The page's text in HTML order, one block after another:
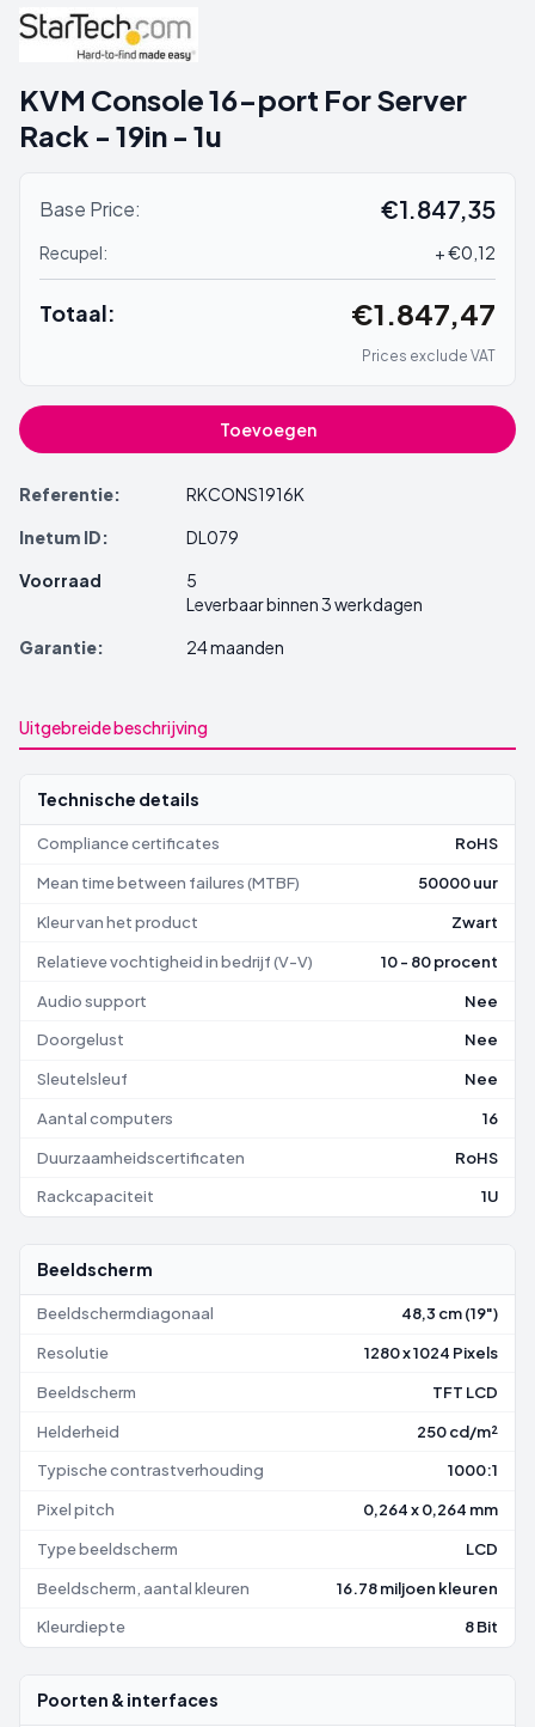
KVM Console 16-port For Server
Rack - 19in - 1u
Base Price: €1.847,35
Recupel: + €0,12
Totaal: €1.847,47
Prices exclude VAT
Toevoegen
Referentie:
RKCONS1916K
Inetum ID:
DL079
Voorraad
5
Leverbaar binnen 3 werkdagen
Garantie:
24 maanden
Uitgebreide beschrijving
Technische details
Compliance certificates RoHS
Mean time between failures (MTBF) 50000 uur
Kleur van het product Zwart
Relatieve vochtigheid in bedrijf (V-V) 10 - 80 procent
Audio support Nee
Doorgelust Nee
Sleutelsleuf Nee
Aantal computers 16
Duurzaamheidscertificaten RoHS
Rackcapaciteit 1U
Beeldscherm
Beeldschermdiagonaal 48,3 cm (19")
Resolutie 1280 x 1024 Pixels
Beeldscherm TFT LCD
Helderheid 250 cd/m²
Typische contrastverhouding 1000:1
Pixel pitch 0,264 x 0,264 mm
Type beeldscherm LCD
Beeldscherm, aantal kleuren 16.78 miljoen kleuren
Kleurdiepte 8 Bit
Poorten & interfaces